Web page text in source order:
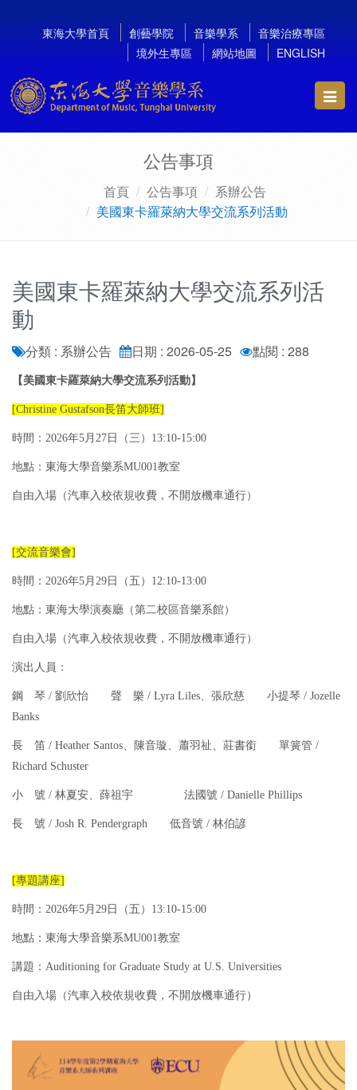
東海大學首頁 創藝學院 音樂學系
音樂治療專區
境外生專區
網站地圖 ENGLISH
公告事項
首頁 公告事項
系辦公告
美國東卡羅萊納大學交流系列活動
美國東卡羅萊納大學交流系列活
動
分類 : 系辦公告 日期 : 2026-05-25 點閱 : 288
【美國東卡羅萊納大學交流系列活動】
[Christine Gustafson長笛大師班]
時間：2026年5月27日（三）13:10-15:00
地點：東海大學音樂系MU001教室
自由入場（汽車入校依規收費，不開放機車通行）
[交流音樂會]
時間：2026年5月29日（五）12:10-13:00
地點：東海大學演奏廳（第二校區音樂系館）
自由入場（汽車入校依規收費，不開放機車通行）
演出人員：
鋼 琴 / 劉欣怡 聲 樂 / Lyra Liles、張欣慈 小提琴 / Jozelle
Banks
長 笛 / Heather Santos、陳音璇、蕭羽祉、莊書銜 單簧管 /
Richard Schuster
小 號 / 林夏安、薛祖宇 法國號 / Danielle Phillips
長 號 / Josh R. Pendergraph 低音號 / 林伯諺
[專題講座]
時間：2026年5月29日（五）13:10-15:00
地點：東海大學音樂系MU001教室
講題：Auditioning for Graduate Study at U.S. Universities
自由入場（汽車入校依規收費，不開放機車通行）